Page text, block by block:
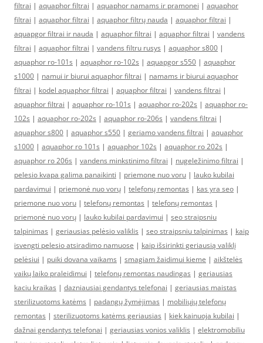
filtrai | aquaphor filtrai | aquaphor namams ir pramonei | aquaphor
filtrai | aquaphor filtrai | aquaphor filtrų nauda | aquaphor filtrai |
aquapgor filtrai ir nauda | aquaphor filtrai | aquaphor filtrai | vandens
filtrai | aquaphor filtrai | vandens filtru rusys | aquaphor s800 |
aquaphor ro-101s | aquaphor ro-102s | aquapgor s550 | aquaphor
s1000 | namui ir biurui aquaphor filtrai | namams ir biurui aquaphor
filtrai | kodel aquaphor filtrai | aquaphor filtrai | vandens filtrai |
aquaphor filtrai | aquaphor ro-101s | aquaphor ro-202s | aquaphor ro-
102s | aquaphor ro-202s | aquaphor ro-206s | vandens filtrai |
aquaphor s800 | aquaphor s550 | geriamo vandens filtrai | aquaphor
s1000 | aquaphor ro 101s | aquaphor 102s | aquaphor ro 202s |
aquaphor ro 206s | vandens minkstinimo filtrai | nugeležinimo filtrai |
pelesio kvapa galima panaikinti | priemone nuo voru | lauko kubilai
pardavimui | priemonė nuo vorų | telefonų remontas | kas yra seo |
priemone nuo voru | telefonų remontas | telefonų remontas |
priemonė nuo vorų | lauko kubilai pardavimui | seo straipsniu
talpinimas | geriausias pelėsio valiklis | seo straipsniu talpinimas | kaip
isvengti pelesio atsiradimo namuose | kaip išsirinkti geriausią valiklį
pelėsiui | puiki dovana vaikams | smagiam žaidimui kieme | aikštelės
vaikų laiko praleidimui | telefonų remontas naudingas | geriausias
kaciu kraikas | dazniausiai gendantys telefonai | geriausias maistas
sterilizuotoms katėms | padangų žymėjimas | mobiliųjų telefonų
remontas | sterilizuotoms katėms geriausias | kiek kainuoja kubilai |
dažnai gendantys telefonai | geriausias vonios valiklis | elektromobiliu